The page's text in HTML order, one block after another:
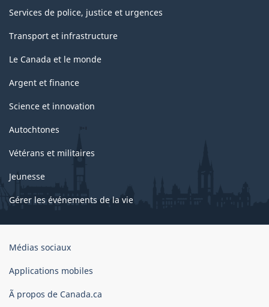
Services de police, justice et urgences
Transport et infrastructure
Le Canada et le monde
Argent et finance
Science et innovation
Autochtones
Vétérans et militaires
Jeunesse
Gérer les événements de la vie
Organisation
gouvernement
Canada
Médias sociaux
Applications mobiles
Ã propos de Canada.ca